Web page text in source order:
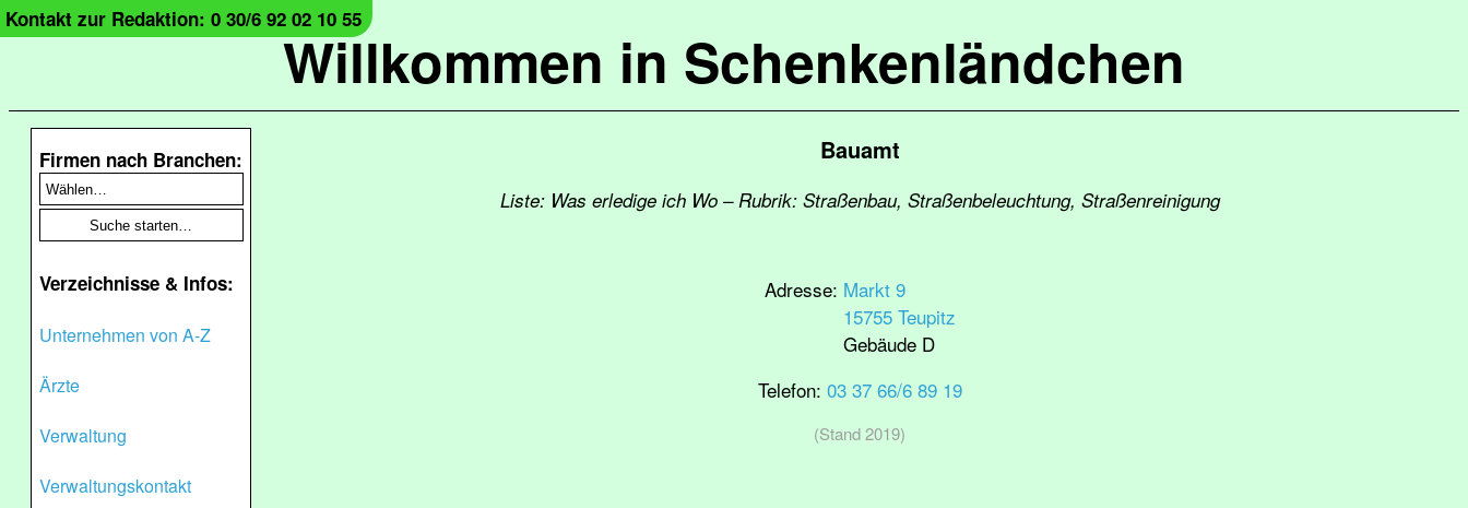
Willkommen in Schenkenländchen
Kontakt zur Redaktion: 0 30/6 92 02 10 55
Firmen nach Branchen:
Verzeichnisse & Infos:
Unternehmen von A-Z
Ärzte
Verwaltung
Verwaltungskontakt
Bauamt
Liste: Was erledige ich Wo – Rubrik: Straßenbau, Straßenbeleuchtung, Straßenreinigung
Adresse: Markt 9
15755 Teupitz
Gebäude D
Telefon: 03 37 66/6 89 19
(Stand 2019)